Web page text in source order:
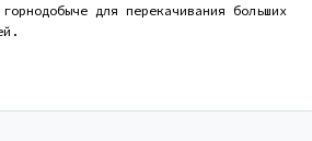
для перекачивания больших